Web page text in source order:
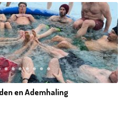
en Ademhaling